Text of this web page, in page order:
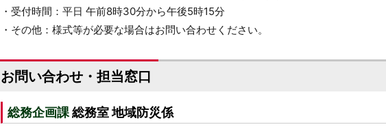
・受付時間：平日 午前8時30分から午後5時15分
・その他：様式等が必要な場合はお問い合わせください。
お問い合わせ・担当窓口
総務企画課総務室 地域防災係